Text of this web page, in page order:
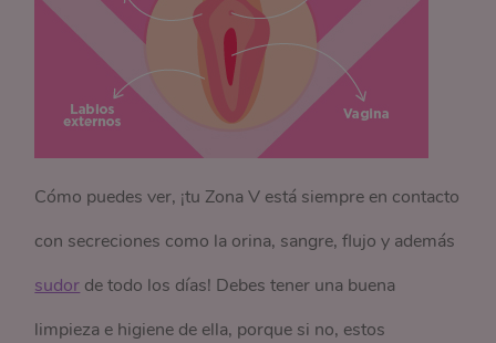
Cómo puedes ver, ¡tu Zona V está siempre en contacto
con secreciones como la orina, sangre, flujo y además
sudor de todo los días! Debes tener una buena
limpieza e higiene de ella, porque si no, estos